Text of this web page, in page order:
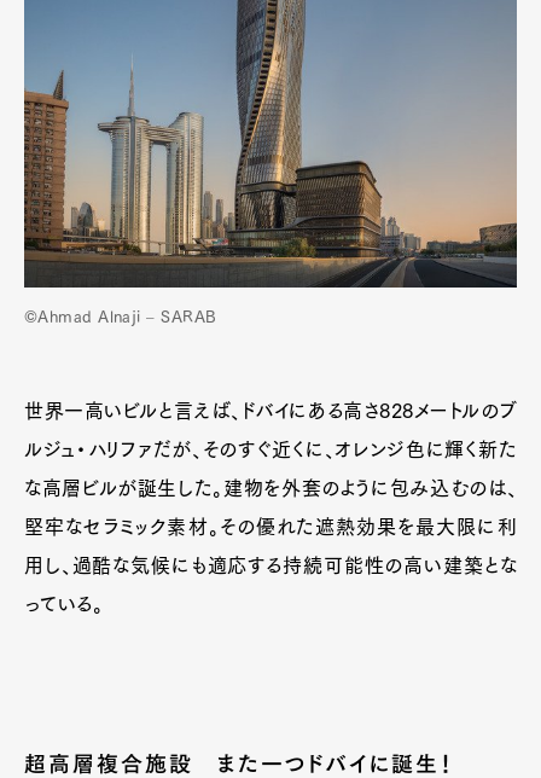
©Ahmad Alnaji – SARAB
世界一高いビルと言えば、ドバイにある高さ828メートルのブ
ルジュ・ハリファだが、そのすぐ近くに、オレンジ色に輝く新た
な高層ビルが誕生した。建物を外套のように包み込むのは、
堅牢なセラミック素材。その優れた遮熱効果を最大限に利
用し、過酷な気候にも適応する持続可能性の高い建築とな
っている。
超高層複合施設 また一つドバイに誕生！